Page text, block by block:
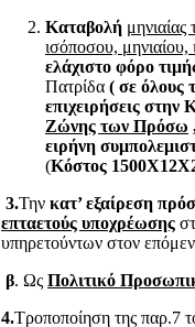
Καταβολή
ισόποσου,
ελάχιστο φόρο
Πατρίδα ( σε όλους
επιχειρήσεις στην
Ζώνης των Πρόσω
ειρήνη
(Κόστος
3.Την κατ’ εξαίρεση
επταετούς υποχρέωσης
υπηρετούντων στον
β. Ως Πολιτικό
4.Τροποποίηση της παρ.7